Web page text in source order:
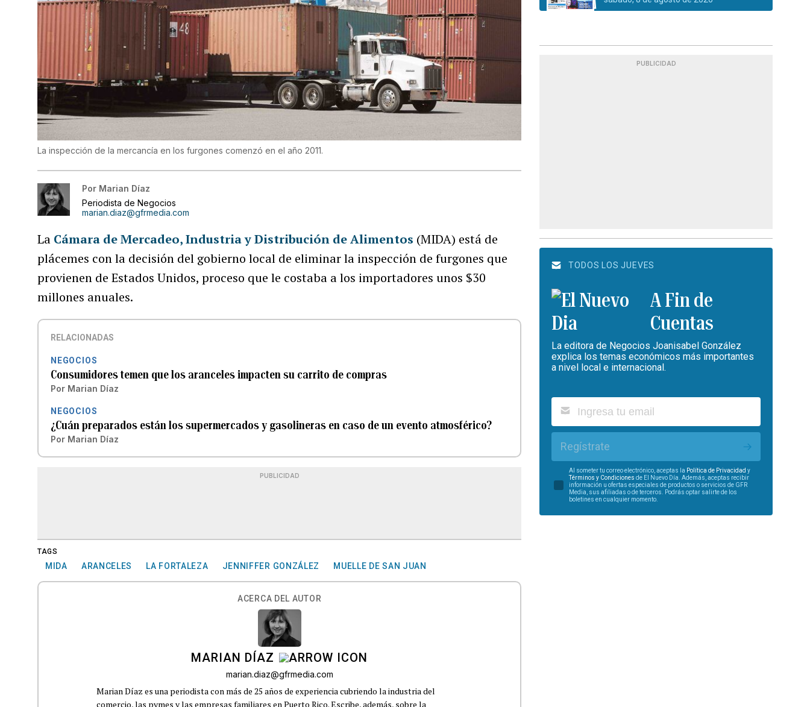
La inspección de la mercancía en los furgones comenzó en el año 2011.
Por Marian Díaz
Periodista de Negocios
marian.diaz@gfrmedia.com
La Cámara de Mercadeo, Industria y Distribución de Alimentos (MIDA) está de
plácemes con la decisión del gobierno local de eliminar la inspección de furgones que
provienen de Estados Unidos, proceso que le costaba a los importadores unos $30
millones anuales.
RELACIONADAS
NEGOCIOS
Consumidores temen que los aranceles impacten su carrito de compras
Por Marian Díaz
NEGOCIOS
¿Cuán preparados están los supermercados y gasolineras en caso de un evento atmosférico?
Por Marian Díaz
PUBLICIDAD
TAGS
MIDA ARANCELES LA FORTALEZA JENNIFFER GONZÁLEZ MUELLE DE SAN JUAN
ACERCA DEL AUTOR
MARIAN DÍAZ
marian.diaz@gfrmedia.com
Marian Díaz es una periodista con más de 25 años de experiencia cubriendo la industria del
comercio, las pymes y las empresas familiares en Puerto Rico. Escribe, además, sobre la
PUBLICIDAD
TODOS LOS JUEVES
A Fin de
Cuentas
La editora de Negocios Joanisabel González
explica los temas económicos más importantes
a nivel local e internacional.
Regístrate
Al someter tu correo electrónico, aceptas la Política de Privacidad y
Términos y Condiciones de El Nuevo Día. Además, aceptas recibir
información u ofertas especiales de productos o servicios de GFR
Media, sus afiliadas o de terceros. Podrás optar salirte de los
boletines en cualquier momento.